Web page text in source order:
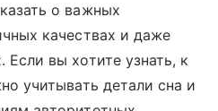
о важных
качествах и даже
вы хотите узнать, к
учитывать детали сна и